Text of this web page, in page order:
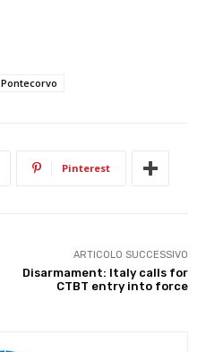
Pontecorvo
Pinterest
ARTICOLO SUCCESSIVO
Disarmament: Italy calls for
CTBT entry into force